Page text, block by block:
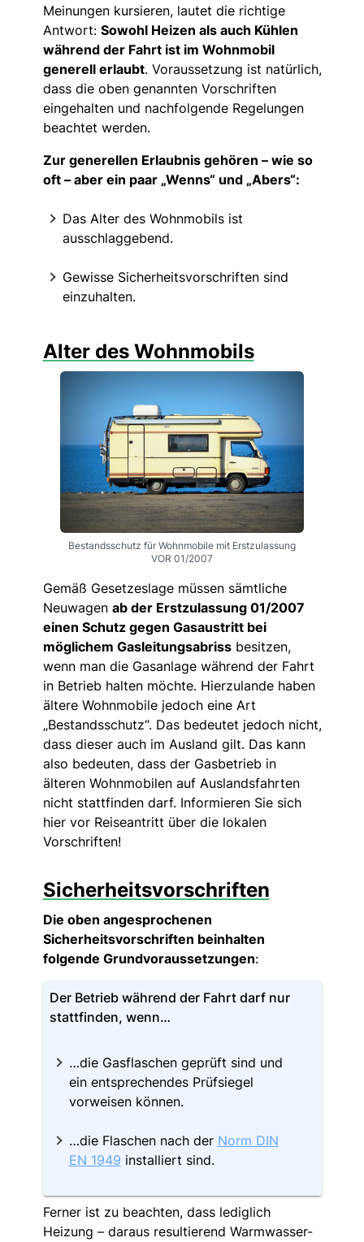
Meinungen kursieren, lautet die richtige
Antwort: Sowohl Heizen als auch Kühlen
während der Fahrt ist im Wohnmobil
generell erlaubt. Voraussetzung ist natürlich,
dass die oben genannten Vorschriften
eingehalten und nachfolgende Regelungen
beachtet werden.
Zur generellen Erlaubnis gehören – wie so
oft – aber ein paar „Wenns“ und „Abers“:
Das Alter des Wohnmobils ist
ausschlaggebend.
Gewisse Sicherheitsvorschriften sind
einzuhalten.
Alter des Wohnmobils
Bestandsschutz für Wohnmobile mit Erstzulassung
VOR 01/2007
Gemäß Gesetzeslage müssen sämtliche
Neuwagen ab der Erstzulassung 01/2007
einen Schutz gegen Gasaustritt bei
möglichem Gasleitungsabrissbesitzen,
wenn man die Gasanlage während der Fahrt
in Betrieb halten möchte. Hierzulande haben
ältere Wohnmobile jedoch eine Art
„Bestandsschutz“. Das bedeutet jedoch nicht,
dass dieser auch im Ausland gilt. Das kann
also bedeuten, dass der Gasbetrieb in
älteren Wohnmobilen auf Auslandsfahrten
nicht stattfinden darf. Informieren Sie sich
hier vor Reiseantritt über die lokalen
Vorschriften!
Sicherheitsvorschriften
Die oben angesprochenen
Sicherheitsvorschriften beinhalten
folgende Grundvoraussetzungen:
Der Betrieb während der Fahrt darf nur
stattfinden, wenn…
…die Gasflaschen geprüft sind und
ein entsprechendes Prüfsiegel
vorweisen können.
…die Flaschen nach der Norm DIN
EN 1949 installiert sind.
Ferner ist zu beachten, dass lediglich
Heizung – daraus resultierend Warmwasser-